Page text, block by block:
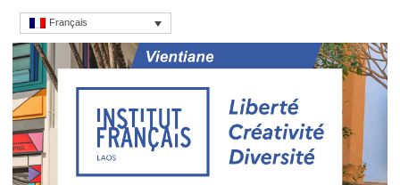
Français
Institut français du
Laos
Cours, culture et débats d'idées au Laos